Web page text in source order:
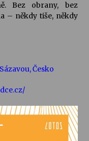
Rufus Miller
Bez obrany, bez
– někdy tiše, někdy
Česko